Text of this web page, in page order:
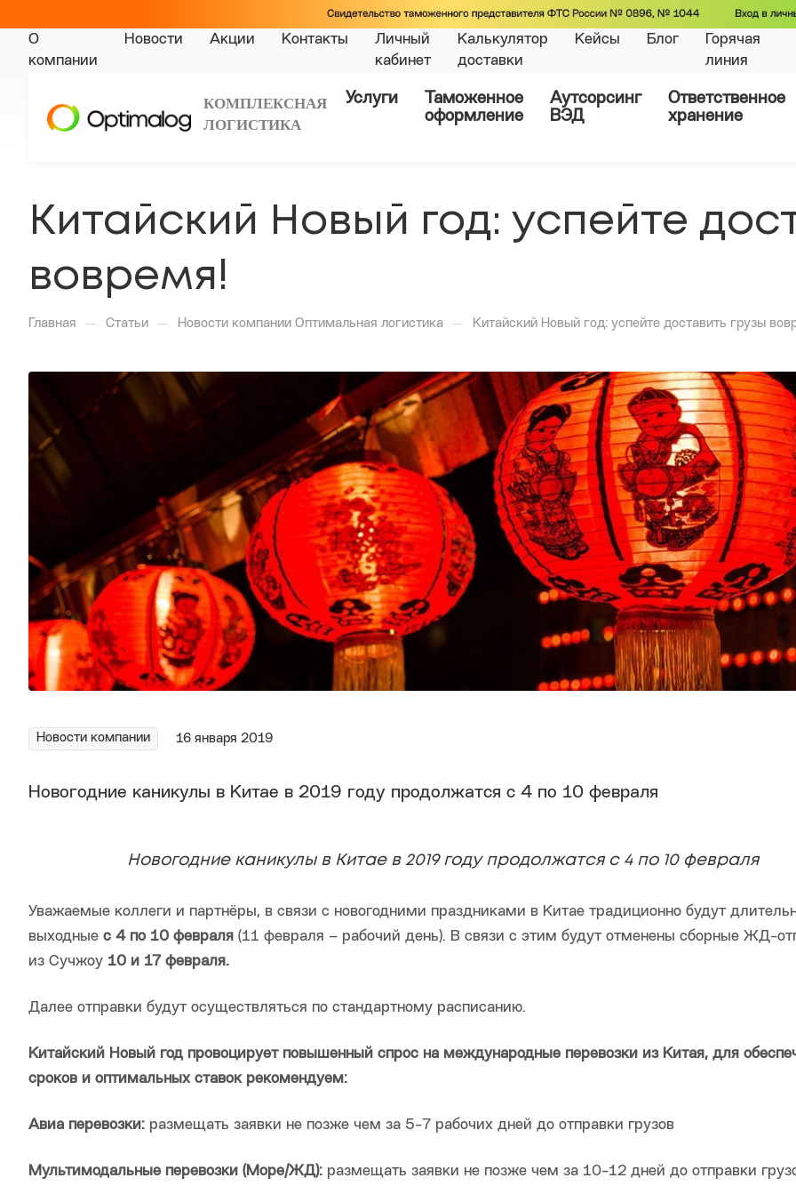
О
компании
Новости Акции Контакты
Личный
кабинет
Калькулятор
доставки
Кейсы Блог
Горячая
линия
КОМПЛЕКСНАЯ
ЛОГИСТИКА
Услуги
Таможенное
оформление
Аутсорсинг
ВЭД
Ответственное
хранение
Китайский Новый год: успейте
вовремя!
Главная — Статьи — Новости компании Оптимальная логистика — Китайский Новый год: успейте доставить грузы
Новости компании 16 января 2019
Новогодние каникулы в Китае в 2019 году продолжатся с 4 по 10 февраля
Новогодние каникулы в Китае в 2019 году продолжатся с 4 по 10 февраля
Уважаемые коллеги и партнёры, в связи с новогодними праздниками в Китае традиционно будут
выходные с 4 по 10 февраля (11 февраля – рабочий день). В связи с этим будут отменены сборные ЖД-
из Сучжоу 10 и 17 февраля.
Далее отправки будут осуществляться по стандартному расписанию.
Китайский Новый год провоцирует повышенный спрос на международные перевозки из Китая, для
сроков и оптимальных ставок рекомендуем:
Авиа перевозки: размещать заявки не позже чем за 5-7 рабочих дней до отправки грузов
Мультимодальные перевозки (Море/ЖД): размещать заявки не позже чем за 10-12 дней до отправки